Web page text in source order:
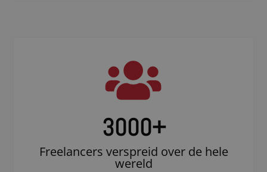
3000+
Freelancers verspreid over de hele
wereld